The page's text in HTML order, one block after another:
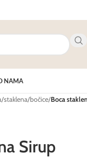
NAMA
/staklena/bočice/Boca
Sirup